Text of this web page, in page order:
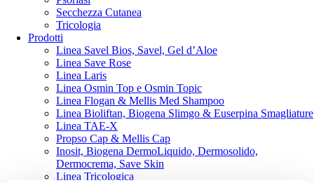
Secchezza Cutanea
Tricologia
Prodotti
Linea Savel Bios, Savel, Gel d’Aloe
Linea Save Rose
Linea Laris
Linea Osmin Top e Osmin Topic
Linea Flogan & Mellis Med Shampoo
Linea Bioliftan, Biogena Slimgo & Euserpina Smagliature
Linea TAE-X
Propso Cap & Mellis Cap
Inosit, Biogena DermoLiquido, Dermosolido,
Dermocrema, Save Skin
Linea Tricologica